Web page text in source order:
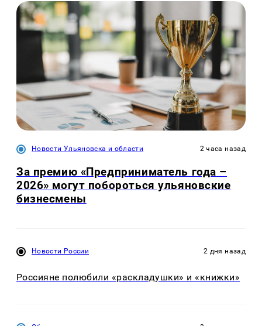
Новости Ульяновска и области 2 часа назад
За премию «Предприниматель года –
2026» могут побороться ульяновские
бизнесмены
Новости России 2 дня назад
Россияне полюбили «раскладушки» и «книжки»